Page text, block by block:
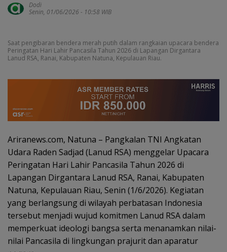
Dodi
Senin, 01/06/2026 - 10:58 WIB
Saat pengibaran bendera merah putih dalam rangkaian upacara bendera
Peringatan Hari Lahir Pancasila Tahun 2026 di Lapangan Dirgantara
Lanud RSA, Ranai, Kabupaten Natuna, Kepulauan Riau.
Ariranews.com, Natuna – Pangkalan TNI Angkatan
Udara Raden Sadjad (Lanud RSA) menggelar Upacara
Peringatan Hari Lahir Pancasila Tahun 2026 di
Lapangan Dirgantara Lanud RSA, Ranai, Kabupaten
Natuna, Kepulauan Riau, Senin (1/6/2026). Kegiatan
yang berlangsung di wilayah perbatasan Indonesia
tersebut menjadi wujud komitmen Lanud RSA dalam
memperkuat ideologi bangsa serta menanamkan nilai-
nilai Pancasila di lingkungan prajurit dan aparatur